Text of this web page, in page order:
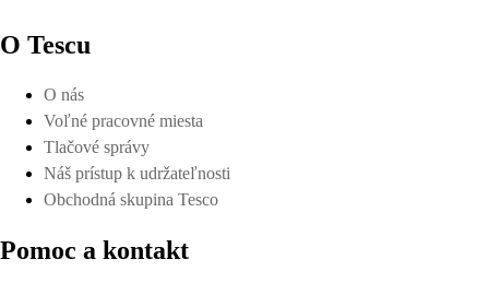
O Tescu
O nás
Voľné pracovné miesta
Tlačové správy
Náš prístup k udržateľnosti
Obchodná skupina Tesco
Pomoc a kontakt